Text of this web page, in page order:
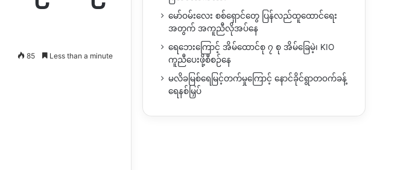
85 Less than a minute
မော်ဝမ်းလေး စစ်ရှောင်တွေ ပြန်လည်ထူထောင်ရေး
အတွက် အကူညီလိုအပ်နေ
ရေဘေးကြောင့် အိမ်ထောင်စု ၇ စု အိမ်ခြေမဲ့၊ KIO
ကူညီပေးဖို့စီစဉ်နေ
မလိခမြစ်ရေမြင့်တက်မှုကြောင့် နောင်ခိုင်ရွာတဝက်ခန့်
ရေနစ်မြှပ်